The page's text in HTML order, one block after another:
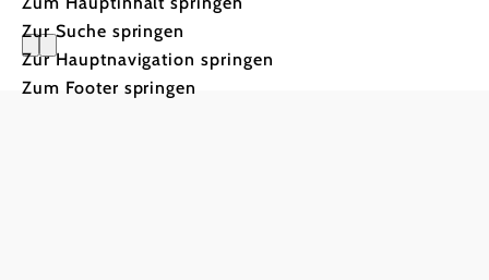
Zur Suche springen
Zur Hauptnavigation springen
Zum Footer springenPension